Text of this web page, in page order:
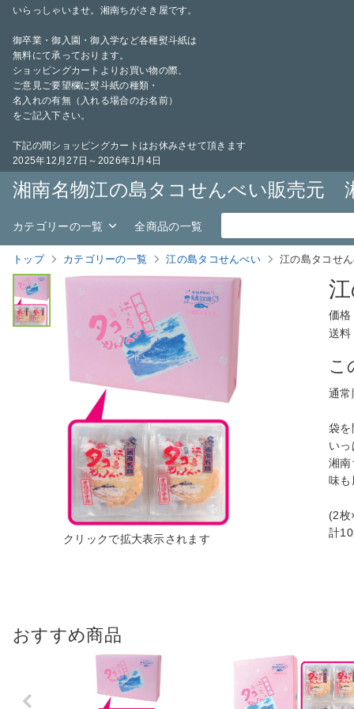
いらっしゃいませ。湘南ちがさき屋です。
御卒業・御入園・御入学など各種熨斗紙は
無料にて承っております。
ショッピングカートよりお買い物の際、
ご意見ご要望欄に熨斗紙の種類・
名入れの有無（入れる場合のお名前）
をご記入下さい。
下記の間ショッピングカートはお休みさせて頂きます
2025年12月27日～2026年1月4日
湘南名物江の島タコせんべい販売元
カテゴリーの一覧 全商品の一覧
トップ カテゴリーの一覧 江の島タコせんべい 江の島タコせ
価格
送料
こ
通常
袋を
い
湘南
味も
(2枚
計
おすすめ商品
Previo